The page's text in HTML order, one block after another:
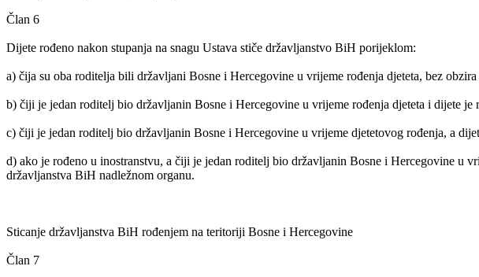
Član 6
Dijete rođeno nakon stupanja na snagu Ustava stiče državljanstvo BiH porijeklom:
a) čija su oba roditelja bili državljani Bosne i Hercegovine u vrijeme rođenja djeteta, bez
b) čiji je jedan roditelj bio državljanin Bosne i Hercegovine u vrijeme rođenja djeteta i dijete
c) čiji je jedan roditelj bio državljanin Bosne i Hercegovine u vrijeme djetetovog rođenja, a
d) ako je rođeno u inostranstvu, a čiji je jedan roditelj bio državljanin Bosne i Hercegovine u
državljanstva BiH nadležnom organu.
Sticanje državljanstva BiH rođenjem na teritoriji Bosne i Hercegovine
Član 7